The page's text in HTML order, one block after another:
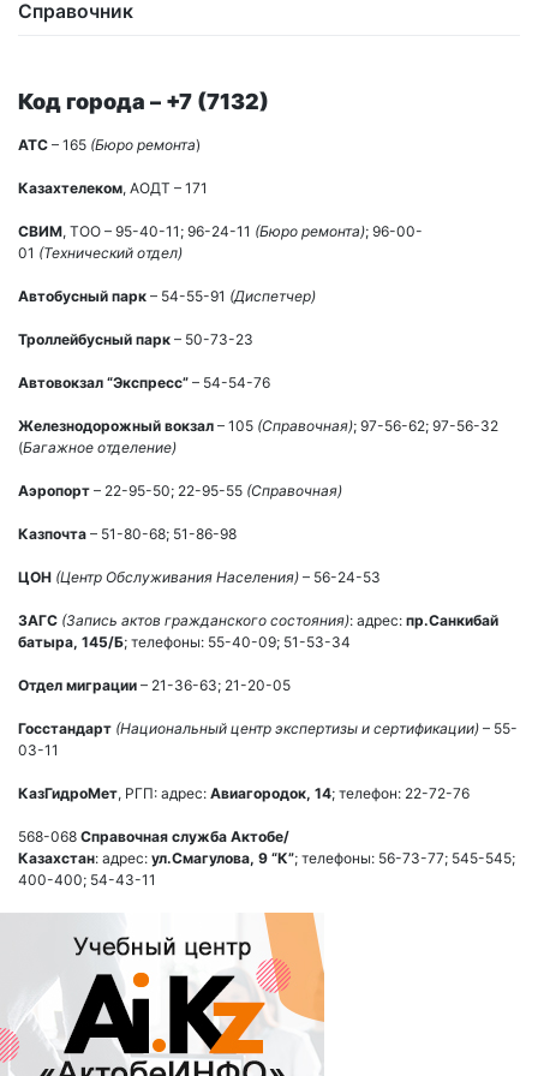
Справочник
Код города – +7 (7132)
АТС – 165 (Бюро ремонта)
Казахтелеком, АОДТ – 171
СВИМ, ТОО – 95-40-11; 96-24-11 (Бюро ремонта); 96-00-
01 (Технический отдел)
Автобусный парк – 54-55-91 (Диспетчер)
Троллейбусный парк – 50-73-23
Автовокзал “Экспресс” – 54-54-76
Железнодорожный вокзал – 105 (Справочная); 97-56-62; 97-56-32
(Багажное отделение)
Аэропорт – 22-95-50; 22-95-55 (Справочная)
Казпочта – 51-80-68; 51-86-98
ЦОН (Центр Обслуживания Населения) – 56-24-53
ЗАГС (Запись актов гражданского состояния): адрес: пр.Санкибай
батыра, 145/Б; телефоны: 55-40-09; 51-53-34
Отдел миграции – 21-36-63; 21-20-05
Госстандарт (Национальный центр экспертизы и сертификации) – 55-
03-11
КазГидроМет, РГП: адрес: Авиагородок, 14; телефон: 22-72-76
568-068 Справочная служба Актобе/
Казахстан: адрес: ул.Смагулова, 9 “К”; телефоны: 56-73-77; 545-545;
400-400; 54-43-11